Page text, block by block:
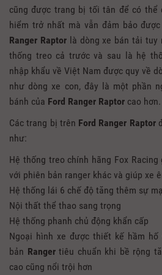
cũng được trang bị tối tân để có thể
hiểm trở nhất mà vẫn đảm bảo
Ranger Raptorlà dòng xe bán tải tuy
thống treo cả trước và sau là hệ
nhập khẩu về Việt Nam được quy về
như dòng xe con, đây là một phần
bánh của Ford Ranger Raptor cao hơn.
Các trang bị trên Ford Ranger Raptor
như:
Hệ thống treo chính hãng Fox
với phiên bản ranger khác và giúp xe
Hệ thống lái 6 chế độ tăng thêm sự
Nội thất thể thao sang trọng
Hệ thống phanh chủ động khẩn cấp
Ngoại hình xe được thiết kế hầm
bản Rangertiêu chuẩn khi bề rộng
cao cũng nổi trội hơn